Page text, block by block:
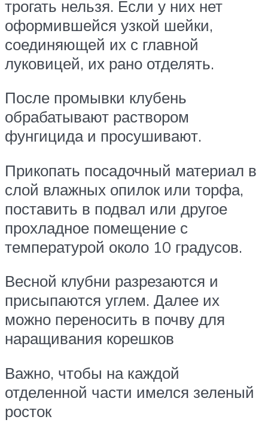
трогать нельзя. Если у них нет
оформившейся узкой шейки,
соединяющей их с главной
луковицей, их рано отделять.
После промывки клубень
обрабатывают раствором
фунгицида и просушивают.
Прикопать посадочный материал в
слой влажных опилок или торфа,
поставить в подвал или другое
прохладное помещение с
температурой около 10 градусов.
Весной клубни разрезаются и
присыпаются углем. Далее их
можно переносить в почву для
наращивания корешков
Важно, чтобы на каждой
отделенной части имелся зеленый
росток